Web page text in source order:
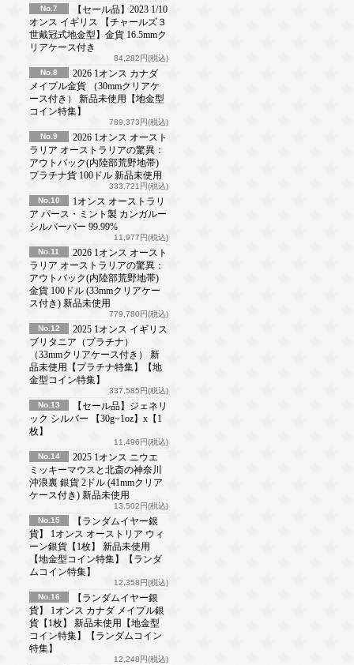
No.7
【セール品】2023 1/10
オンス イギリス 【チャールズ３
世戴冠式地金型】金貨 16.5mmク
リアケース付き
84,282円(税込)
No.8
2026 1オンス カナダ
メイプル金貨 （30mmクリアケ
ース付き） 新品未使用【地金型
コイン特集】
789,373円(税込)
No.9
2026 1オンス オースト
ラリア オーストラリアの驚異：
アウトバック(内陸部荒野地帯)
プラチナ貨 100ドル 新品未使用
333,721円(税込)
No.10
1オンス オーストラリ
ア パース・ミント製 カンガルー
シルバーバー 99.99%
11,977円(税込)
No.11
2026 1オンス オースト
ラリア オーストラリアの驚異：
アウトバック(内陸部荒野地帯)
金貨 100ドル (33mmクリアケー
ス付き) 新品未使用
779,780円(税込)
No.12
2025 1オンス イギリス
ブリタニア（プラチナ）
（33mmクリアケース付き） 新
品未使用【プラチナ特集】【地
金型コイン特集】
337,585円(税込)
No.13
【セール品】ジェネリ
ック シルバー 【30g~1oz】x【1
枚】
11,496円(税込)
No.14
2025 1オンス ニウエ
ミッキーマウスと北斎の神奈川
沖浪裏 銀貨 2ドル (41mmクリア
ケース付き) 新品未使用
13,502円(税込)
No.15
【ランダムイヤー銀
貨】 1オンス オーストリア ウィ
ーン銀貨【1枚】 新品未使用
【地金型コイン特集】【ランダ
ムコイン特集】
12,358円(税込)
No.16
【ランダムイヤー銀
貨】 1オンス カナダ メイプル銀
貨【1枚】 新品未使用【地金型
コイン特集】【ランダムコイン
特集】
12,248円(税込)